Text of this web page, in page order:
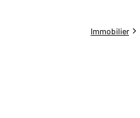
Immobilier